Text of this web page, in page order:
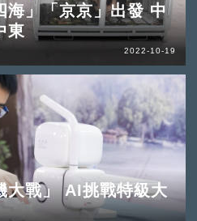
海」「京京」出發 中
東
2022-10-19
大戰」 AI挑戰特級大